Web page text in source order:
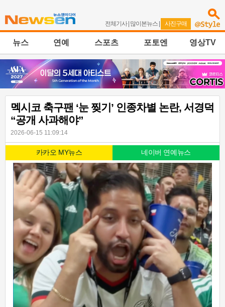
전체기사| 많이본뉴스 | 사진구매
뉴스 연예 스포츠 포토엔 영상TV
멕시코 축구팬 ‘눈 찢기’ 인종차별 논란, 서경덕
“공개 사과해야”
2026-06-15 11:09:14
카카오 MY뉴스 네이버 연예뉴스